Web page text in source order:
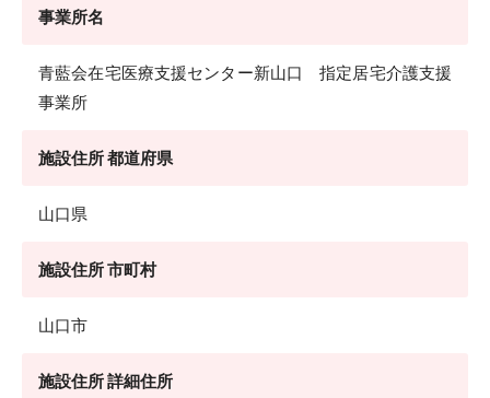
事業所名
青藍会在宅医療支援センター新山口 指定居宅介護支援
事業所
施設住所 都道府県
山口県
施設住所 市町村
山口市
施設住所 詳細住所